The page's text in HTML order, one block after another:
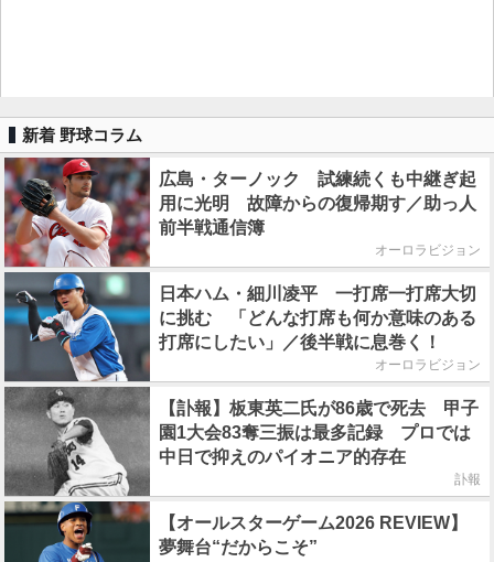
新着 野球コラム
広島・ターノック 試練続くも中継ぎ起
用に光明 故障からの復帰期す／助っ人
前半戦通信簿
オーロラビジョン
日本ハム・細川凌平 一打席一打席大切
に挑む 「どんな打席も何か意味のある
打席にしたい」／後半戦に息巻く！
オーロラビジョン
【訃報】板東英二氏が86歳で死去 甲子
園1大会83奪三振は最多記録 プロでは
中日で抑えのパイオニア的存在
訃報
【オールスターゲーム2026 REVIEW】
夢舞台“だからこそ”